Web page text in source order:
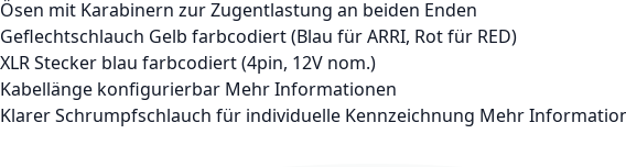
Ösen mit Karabinern zur Zugentlastung an beiden Enden
Geflechtschlauch Gelb farbcodiert (Blau für ARRI, Rot für RED)
XLR Stecker blau farbcodiert (4pin, 12V nom.)
Kabellänge konfigurierbar Mehr Informationen
Klarer Schrumpfschlauch für individuelle Kennzeichnung Mehr